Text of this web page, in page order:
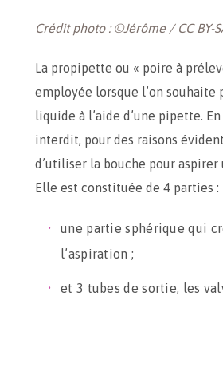
Crédit photo : ©Jérôme / CC BY-
La propipette ou « poire à
employée lorsque l’on souhaite
liquide à l’aide d’une pipette.
interdit, pour des raisons
d’utiliser la bouche pour aspirer
Elle est constituée de 4 parties :
une partie sphérique qui
l’aspiration ;
et 3 tubes de sortie, les